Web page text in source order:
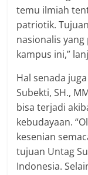
temu ilmiah
patriotik.
nasionalis
kampus ini,”
Hal senada
Subekti, SH.,
bisa terjadi
kebudayaan.
kesenian
tujuan Untag
Indonesia.